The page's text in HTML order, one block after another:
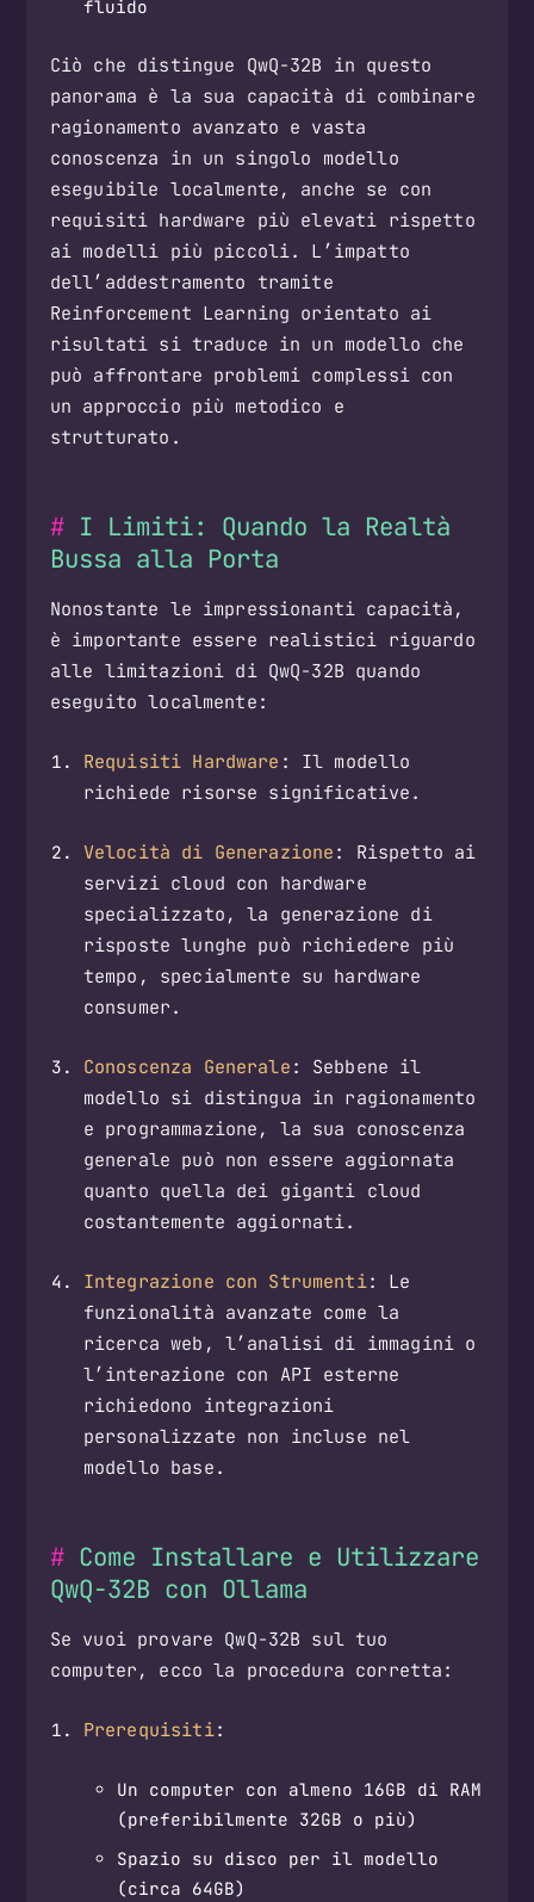
fluido
Ciò che distingue QwQ-32B in questo
panorama è la sua capacità di combinare
ragionamento avanzato e vasta
conoscenza in un singolo modello
eseguibile localmente, anche se con
requisiti hardware più elevati rispetto
ai modelli più piccoli. L’impatto
dell’addestramento tramite
Reinforcement Learning orientato ai
risultati si traduce in un modello che
può affrontare problemi complessi con
un approccio più metodico e
strutturato.
I Limiti: Quando la Realtà
Bussa alla Porta
Nonostante le impressionanti capacità,
è importante essere realistici riguardo
alle limitazioni di QwQ-32B quando
eseguito localmente:
Requisiti Hardware : Il modello
richiede risorse significative.
Velocità di Generazione: Rispetto ai
servizi cloud con hardware
specializzato, la generazione di
risposte lunghe può richiedere più
tempo, specialmente su hardware
consumer.
Conoscenza Generale: Sebbene il
modello si distingua in ragionamento
e programmazione, la sua conoscenza
generale può non essere aggiornata
quanto quella dei giganti cloud
costantemente aggiornati.
Integrazione con Strumenti: Le
funzionalità avanzate come la
ricerca web, l’analisi di immagini o
l’interazione con API esterne
richiedono integrazioni
personalizzate non incluse nel
modello base.
Come Installare e Utilizzare
QwQ-32B con Ollama
Se vuoi provare QwQ-32B sul tuo
computer, ecco la procedura corretta:
Prerequisiti:
Un computer con almeno 16GB di RAM
(preferibilmente 32GB o più)
Spazio su disco per il modello
(circa 64GB)